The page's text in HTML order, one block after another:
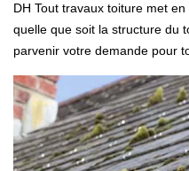
DH Tout travaux toiture met
quelle que soit la structure du
parvenir votre demande pour